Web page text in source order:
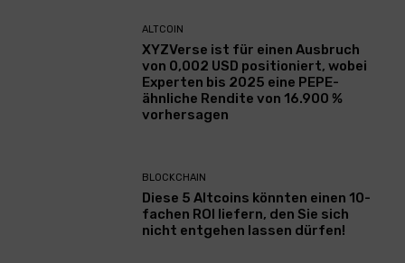
ALTCOIN
XYZVerse ist für einen Ausbruch
von 0,002 USD positioniert, wobei
Experten bis 2025 eine PEPE-
ähnliche Rendite von 16.900 %
vorhersagen
BLOCKCHAIN
Diese 5 Altcoins könnten einen 10-
fachen ROI liefern, den Sie sich
nicht entgehen lassen dürfen!